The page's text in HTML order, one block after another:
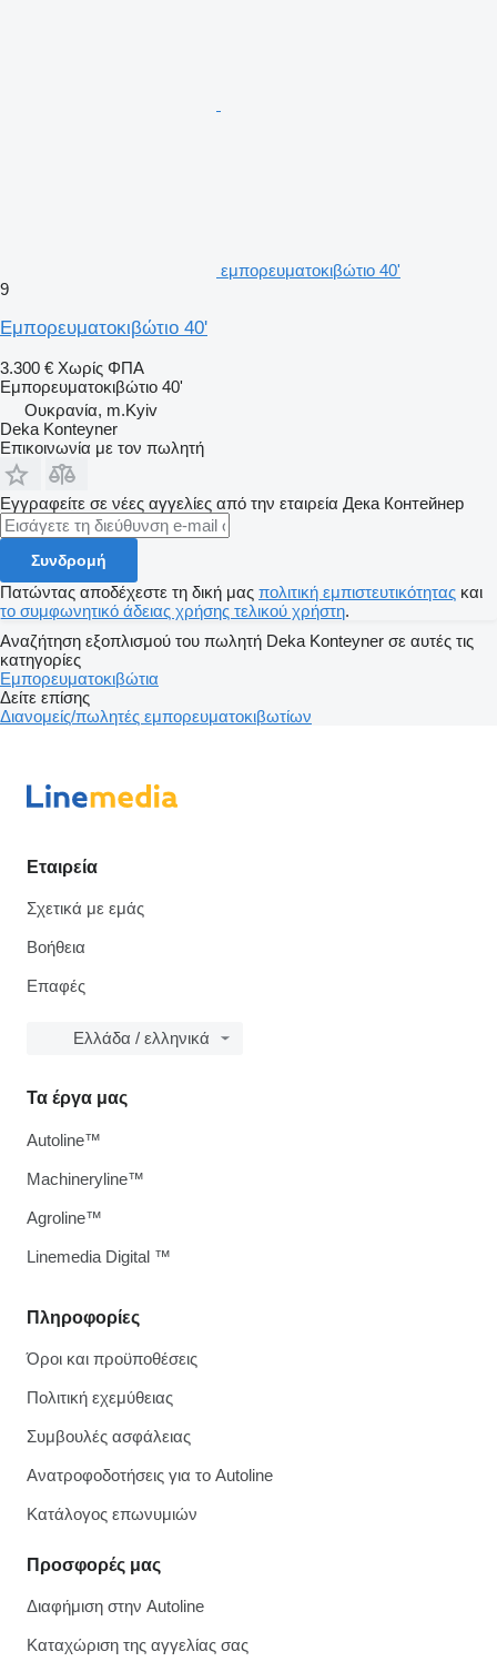
εμπορευματοκιβώτιο 40'
9
Εμπορευματοκιβώτιο 40'
3.300 € Χωρίς ΦΠΑ
Εμπορευματοκιβώτιο 40'
Ουκρανία, m.Kyiv
Deka Konteyner
Επικοινωνία με τον πωλητή
Εγγραφείτε σε νέες αγγελίες από την εταιρεία Дека Контейнер
Συνδρομή
Πατώντας αποδέχεστε τη δική μας πολιτική εμπιστευτικότητας και
το συμφωνητικό άδειας χρήσης τελικού χρήστη.
Αναζήτηση εξοπλισμού του πωλητή Deka Konteyner σε αυτές τις
κατηγορίες
Εμπορευματοκιβώτια
Δείτε επίσης
Διανομείς/πωλητές εμπορευματοκιβωτίων
Εταιρεία
Σχετικά με εμάς
Βοήθεια
Επαφές
Ελλάδα / ελληνικά
Πληροφορίες
Όροι και προϋποθέσεις
Πολιτική εχεμύθειας
Συμβουλές ασφάλειας
Ανατροφοδοτήσεις για το Autoline
Κατάλογος επωνυμιών
Προσφορές μας
Διαφήμιση στην Autoline
Καταχώριση της αγγελίας σας
Τα έργα μας
Autoline™
Machineryline™
Agroline™
Linemedia Digital ™